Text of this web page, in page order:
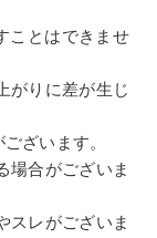
ことはできませ
がりに差が生じ
ざいます。
場合がございま
スレがございま